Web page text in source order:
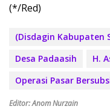
(*/Red)
(Disdagin Kabupaten
Desa Padaasih
H.
Operasi Pasar
Editor: Anom Nurzain